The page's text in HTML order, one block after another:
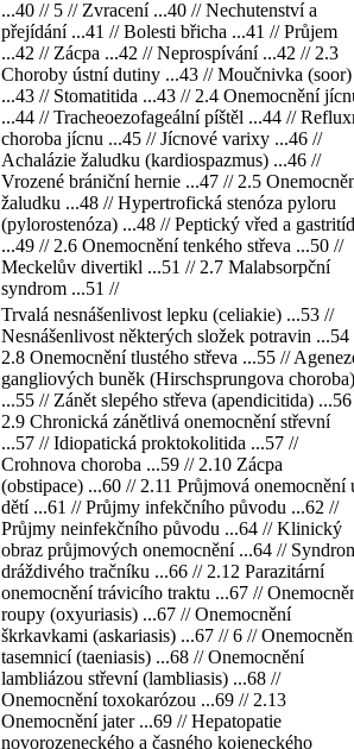
...40 // 5 // Zvracení ...40 // Nechutenství a
přejídání ...41 // Bolesti břicha ...41 // Průjem
...42 // Zácpa ...42 // Neprospívání ...42 // 2.3
Choroby ústní dutiny ...43 // Moučnivka (soor)
...43 // Stomatitida ...43 // 2.4 Onemocnění
...44 // Tracheoezofageální píštěl ...44 //
choroba jícnu ...45 // Jícnové varixy ...46 //
Achalázie žaludku (kardiospazmus) ...46 //
Vrozené brániční hernie ...47 // 2.5
žaludku ...48 // Hypertrofická stenóza pyloru
(pylorostenóza) ...48 // Peptický vřed a
...49 // 2.6 Onemocnění tenkého střeva ...50 //
Meckelův divertikl ...51 // 2.7 Malabsorpční
syndrom ...51 //
Trvalá nesnášenlivost lepku (celiakie) ...53 //
Nesnášenlivost některých složek potravin ...54
2.8 Onemocnění tlustého střeva ...55 //
gangliových buněk (Hirschsprungova choroba)
...55 // Zánět slepého střeva (apendicitida)
2.9 Chronická zánětlivá onemocnění střevní
...57 // Idiopatická proktokolitida ...57 //
Crohnova choroba ...59 // 2.10 Zácpa
(obstipace) ...60 // 2.11 Průjmová onemocnění
dětí ...61 // Průjmy infekčního původu ...62 //
Průjmy neinfekčního původu ...64 // Klinický
obraz průjmových onemocnění ...64 //
dráždivého tračníku ...66 // 2.12 Parazitární
onemocnění trávicího traktu ...67 //
roupy (oxyuriasis) ...67 // Onemocnění
škrkavkami (askariasis) ...67 // 6 //
tasemnicí (taeniasis) ...68 // Onemocnění
lambliázou střevní (lambliasis) ...68 //
Onemocnění toxokarózou ...69 // 2.13
Onemocnění jater ...69 // Hepatopatie
novorozeneckého a časného kojeneckého